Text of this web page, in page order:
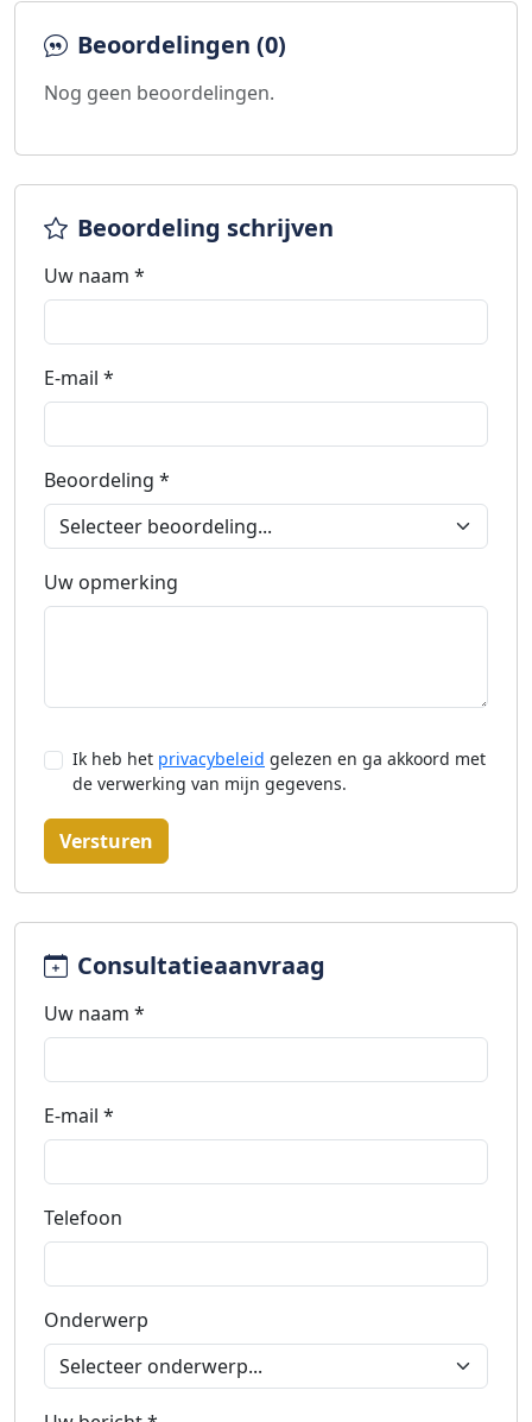
Beoordelingen (0)
Nog geen beoordelingen.
Beoordeling schrijven
Uw naam *
E-mail *
Beoordeling *
Uw opmerking
Ik heb het privacybeleid gelezen en ga akkoord met
de verwerking van mijn gegevens.
Versturen
Consultatieaanvraag
Uw naam *
E-mail *
Telefoon
Onderwerp